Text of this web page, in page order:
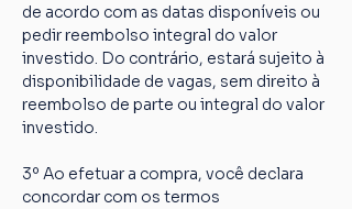
de acordo com as datas disponíveis ou
pedir reembolso integral do valor
investido. Do contrário, estará sujeito à
disponibilidade de vagas, sem direito à
reembolso de parte ou integral do valor
investido.
3º Ao efetuar a compra, você declara
concordar com os termos